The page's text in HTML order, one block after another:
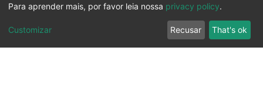
Para aprender mais, por favor leia nossa privacy policy.
Customizar Recusar That's ok